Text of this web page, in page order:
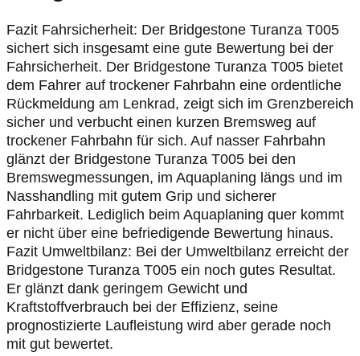
Fazit Fahrsicherheit: Der Bridgestone Turanza T005
sichert sich insgesamt eine gute Bewertung bei der
Fahrsicherheit. Der Bridgestone Turanza T005 bietet
dem Fahrer auf trockener Fahrbahn eine ordentliche
Rückmeldung am Lenkrad, zeigt sich im Grenzbereich
sicher und verbucht einen kurzen Bremsweg auf
trockener Fahrbahn für sich. Auf nasser Fahrbahn
glänzt der Bridgestone Turanza T005 bei den
Bremswegmessungen, im Aquaplaning längs und im
Nasshandling mit gutem Grip und sicherer
Fahrbarkeit. Lediglich beim Aquaplaning quer kommt
er nicht über eine befriedigende Bewertung hinaus.
Fazit Umweltbilanz: Bei der Umweltbilanz erreicht der
Bridgestone Turanza T005 ein noch gutes Resultat.
Er glänzt dank geringem Gewicht und
Kraftstoffverbrauch bei der Effizienz, seine
prognostizierte Laufleistung wird aber gerade noch
mit gut bewertet.